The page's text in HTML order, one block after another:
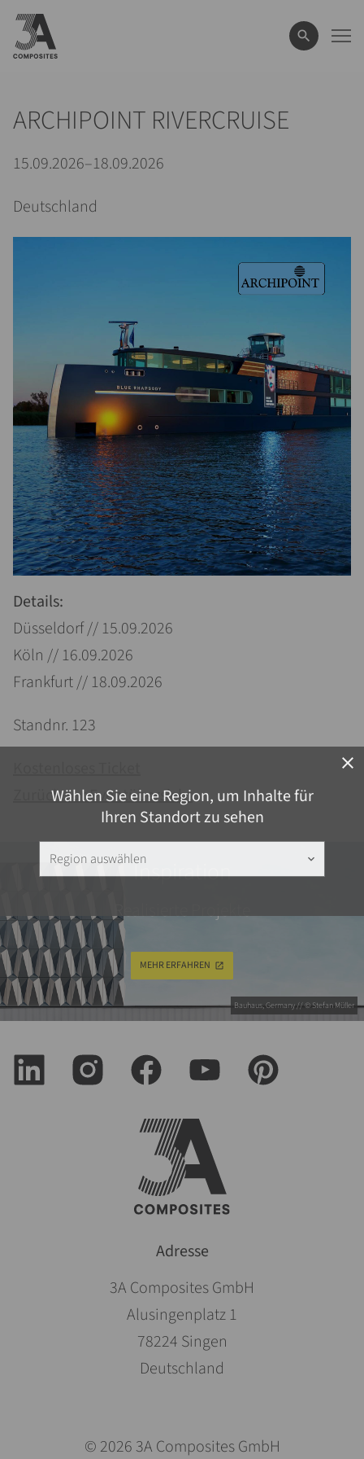
eingeben
close
Wählen Sie eine Region, um Inhalte für
Ihren Standort zu sehen
Region auswählen keyboard_arrow_down
ARCHIPOINT RIVERCRUISE
15.09.2026–18.09.2026
Deutschland
Details:
Düsseldorf // 15.09.2026
Köln // 16.09.2026
Frankfurt // 18.09.2026
Standnr. 123
Zurück zur Eventübersicht
Bauhaus, Germany // © Stefan Müller
Inspiration
Realisierte Projekte
MEHR ERFAHREN
Adresse
3A Composites GmbH
Alusingenplatz 1
78224 Singen
Deutschland
© 2026 3A Composites GmbH